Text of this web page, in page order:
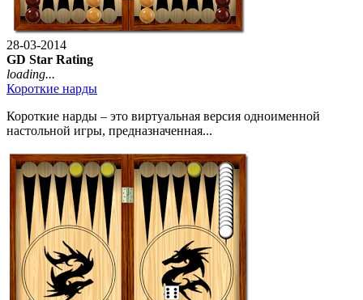
28-03-2014
GD Star Rating
loading...
Короткие нарды
Короткие нарды – это виртуальная версия одноименной
настольной игры, предназначенная...